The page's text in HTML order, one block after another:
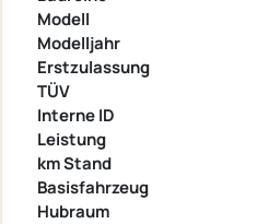
Modell
Modelljahr
Erstzulassung
TÜV
Interne ID
Leistung
km Stand
Basisfahrzeug
Hubraum